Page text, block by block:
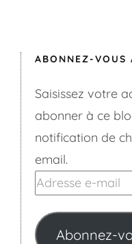
ABONNEZ-VOUS
Saisissez votre
abonner à ce
notification de
email.
Adresse
mail
Abonnez-